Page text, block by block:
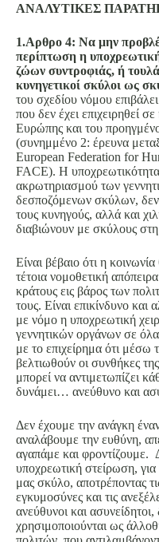
ΑΝΑΛΥΤΙΚΕΣ
1.Αρθρο 4: Να μην
περίπτωση η
ζώων συντροφιάς, ή
κυνηγετικοί σκύλοι ως
του σχεδίου νόμου
που δεν έχει επιχειρηθεί
Ευρώπης και του
(συνημμένο 2: έρευνα
European Federation for
FACE). Η
ακρωτηριασμού των
δεσποζόμενων σκύλων, δεν
τους κυνηγούς, αλλά και
διαβιώνουν με σκύλους
Είναι βέβαιο ότι η
τέτοια νομοθετική
κράτους εις βάρος των
τους. Είναι επικίνδυνο και
με νόμο η υποχρεωτική
γεννητικών οργάνων σε
με το επιχείρημα ότι
βελτιωθούν οι συνθήκες
μπορεί να αντιμετωπίζει
δυνάμει… ανεύθυνο και
Δεν έχουμε την ανάγκη
αναλάβουμε την ευθύνη,
αγαπάμε και φροντίζουμε.
υποχρεωτική στείρωση,
μας σκύλο, αποτρέποντας
εγκυμοσύνες και τις
ανεύθυνοι και
χρησιμοποιούνται ως